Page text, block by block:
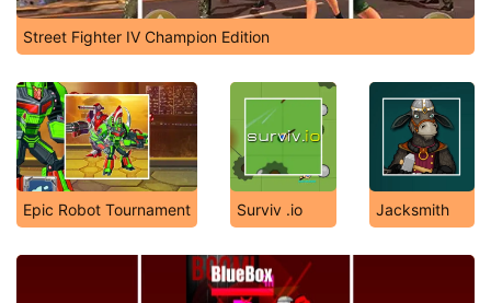
Street Fighter IV Champion Edition
Epic Robot Tournament Surviv .io Jacksmith